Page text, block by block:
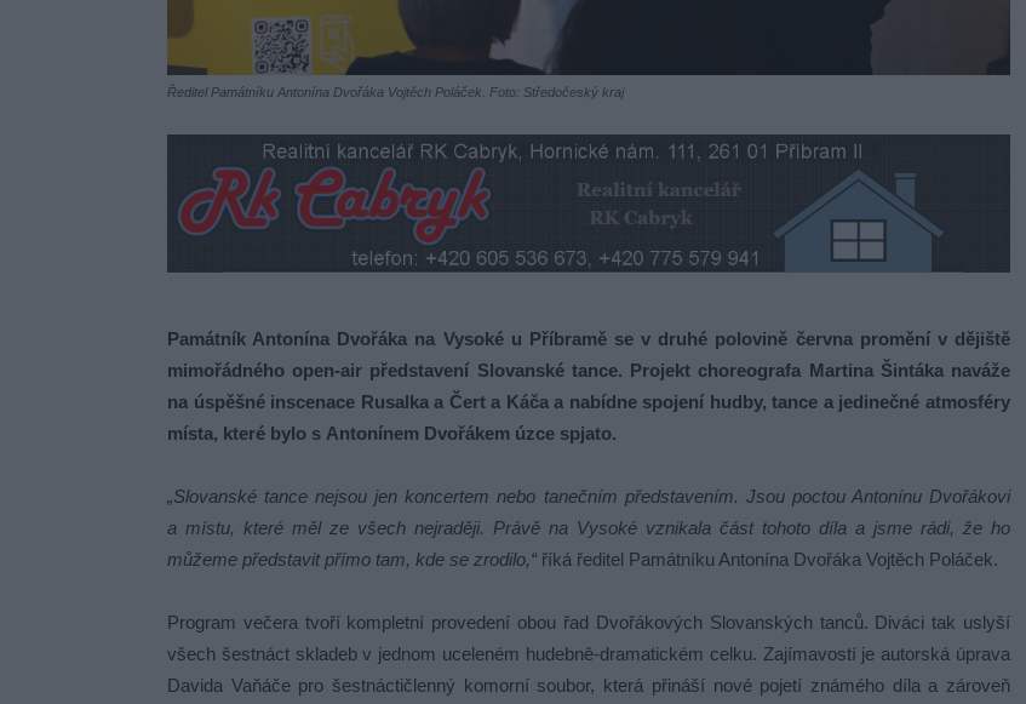
Ředitel Památníku Antonína Dvořáka Vojtěch Poláček. Foto: Středočeský kraj
Památník Antonína Dvořáka na Vysoké u Příbramě se v druhé polovině června promění v dějiště
mimořádného open-air představení Slovanské tance. Projekt choreografa Martina Šintáka naváže
na úspěšné inscenace Rusalka a Čert a Káča a nabídne spojení hudby, tance a jedinečné atmosféry
místa, které bylo s Antonínem Dvořákem úzce spjato.
„Slovanské tance nejsou jen koncertem nebo tanečním představením. Jsou poctou Antonínu Dvořákovi
a místu, které měl ze všech nejraději. Právě na Vysoké vznikala část tohoto díla a jsme rádi, že ho
můžeme představit přímo tam, kde se zrodilo,“ říká ředitel Památníku Antonína Dvořáka Vojtěch Poláček.
Program večera tvoří kompletní provedení obou řad Dvořákových Slovanských tanců. Diváci tak uslyší
všech šestnáct skladeb v jednom uceleném hudebně-dramatickém celku. Zajímavostí je autorská úprava
Davida Vaňáče pro šestnáctičlenný komorní soubor, která přináší nové pojetí známého díla a zároveň